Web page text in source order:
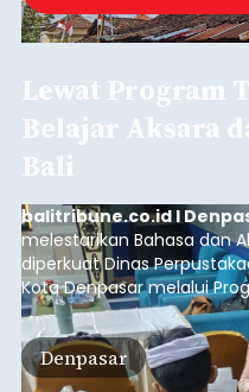
Lewat Program
Belajar Aksara
Bali
balitribune.co.id I
melestarikan Bahasa dan
diperkuat Dinas
Kota Denpasar melalui
Perpustakaan Berbasis
Tahun ini, sebanyak 63
Negeri 17 Dangin Puri
menulis Aksara Bali serta
Denpasar